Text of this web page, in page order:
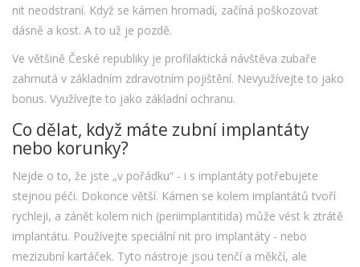
nit neodstraní. Když se kámen hromadí, začíná poškozovat
dásně a kost. A to už je pozdě.
Ve většině České republiky je profilaktická návštěva zubaře
zahrnutá v základním zdravotním pojištění. Nevyužívejte to jako
bonus. Využívejte to jako základní ochranu.
Co dělat, když máte zubní implantáty
nebo korunky?
Nejde o to, že jste „v pořádku“ - i s implantáty potřebujete
stejnou péči. Dokonce větší. Kámen se kolem implantátů tvoří
rychleji, a zánět kolem nich (periimplantitida) může vést k ztrátě
implantátu. Používejte speciální nit pro implantáty - nebo
mezizubní kartáček. Tyto nástroje jsou tenčí a měkčí, ale